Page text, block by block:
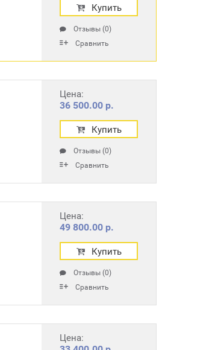
Купить
Отзывы (0)
Сравнить
Цена:
36 500.00 р.
Купить
Отзывы (0)
Сравнить
Цена:
49 800.00 р.
Купить
Отзывы (0)
Сравнить
Цена: